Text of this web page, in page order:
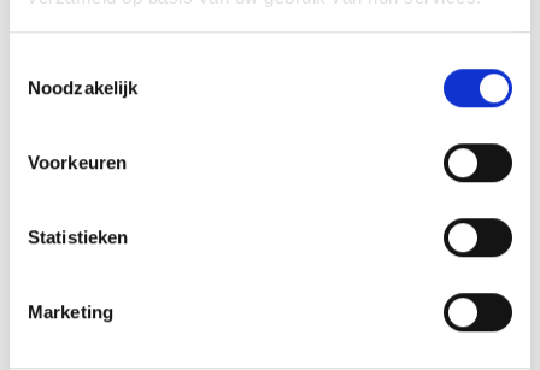
Noodzakelijk
Voorkeuren
Statistieken
Marketing